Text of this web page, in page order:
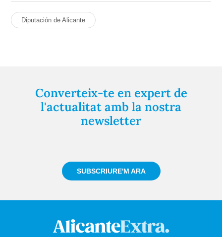
Diputación de Alicante
Converteix-te en expert de
l'actualitat amb la nostra
newsletter
SUBSCRIURE'M ARA